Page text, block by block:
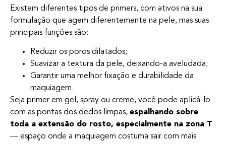
Existem diferentes tipos de primers, com ativos na sua
formulação que agem diferentemente na pele, mas suas
principais funções são:
Reduzir os poros dilatados;
Suavizar a textura da pele, deixando-a aveludada;
Garantir uma melhor fixação e durabilidade da
maquiagem.
Seja primer em gel, spray ou creme, você pode aplicá-lo
com as pontas dos dedos limpas, espalhando sobre
toda a extensão do rosto, especialmente na zona T
— espaço onde a maquiagem costuma sair com mais